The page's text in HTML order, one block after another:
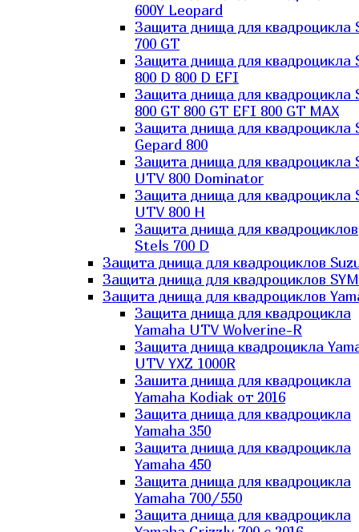
600Y Leopard
Защита днища для квадроцикла
700 GT
Защита днища для квадроцикла
800 D 800 D EFI
Защита днища для квадроцикла
800 GT 800 GT EFI 800 GT MAX
Защита днища для квадроцикла
Gepard 800
Защита днища для квадроцикла
UTV 800 Dominator
Защита днища для квадроцикла
UTV 800 H
Защита днища для квадроциклов
Stels 700 D
Защита днища для квадроциклов
Защита днища для квадроциклов SYM
Защита днища для квадроциклов
Защита днища для квадроцикла
Yamaha UTV Wolverine-R
Защита днища квадроцикла
UTV YXZ 1000R
Зашита днища для квадроцикла
Yamaha Kodiak от 2016
Защита днища для квадроцикла
Yamaha 350
Защита днища для квадроцикла
Yamaha 450
Защита днища для квадроцикла
Yamaha 700/550
Защита днища для квадроцикла